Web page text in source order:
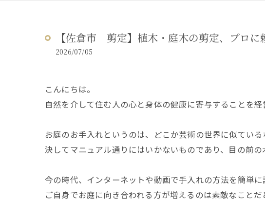
【佐倉市 剪定】植木・庭木の剪定、プロに
2026/07/05
こんにちは。
自然を介して住む人の心と身体の健康に寄与することを
お庭のお手入れというのは、どこか芸術の世界に似ている
決してマニュアル通りにはいかないものであり、目の前
今の時代、インターネットや動画で手入れの方法を簡単に
ご自身でお庭に向き合われる方が増えるのは素敵なこと